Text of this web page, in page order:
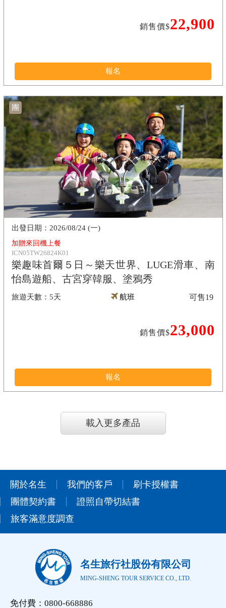
銷售價$22,900
報名
團
加贈來回機上餐
ICN05TW26824K01
樂趣味首爾５日～樂天世界、LUGE滑車、南
怡島遊船、古宮穿韓服、塗鴉秀
5天
2026/08/24 (一)
航班
銷售價$23,000
可售19
報名
載入更多產品
關於名生 我們的客戶
刷卡授權書
團體契約書
證照自帶切結書
旅客滿意度調查
名生旅行社股份有限公司
MING-SHENG TOUR SERVICE CO., LTD.
免付費：0800-668886